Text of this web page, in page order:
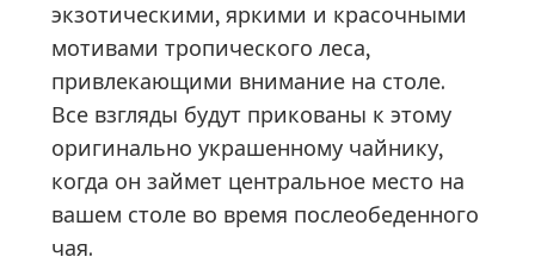
экзотическими, яркими и красочными
мотивами тропического леса,
привлекающими внимание на столе.
Все взгляды будут прикованы к этому
оригинально украшенному чайнику,
когда он займет центральное место на
вашем столе во время послеобеденного
чая.